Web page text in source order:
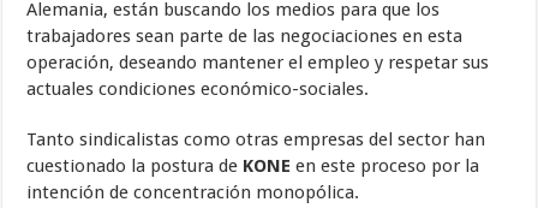
Alemania, están buscando los medios para que los
trabajadores sean parte de las negociaciones en esta
operación, deseando mantener el empleo y respetar sus
actuales condiciones económico-sociales.
Tanto sindicalistas como otras empresas del sector han
cuestionado la postura de KONE en este proceso por la
intención de concentración monopólica.